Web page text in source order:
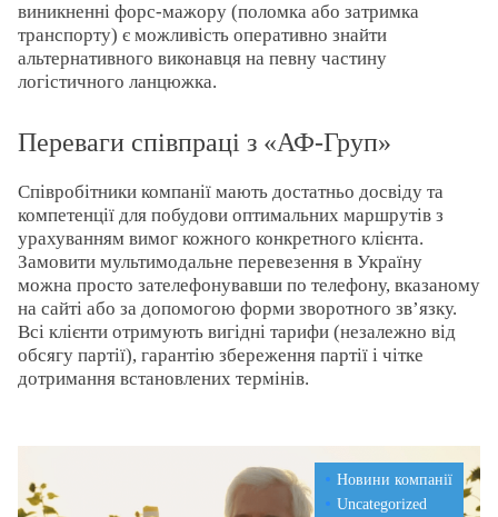
виникненні форс-мажору (поломка або затримка
транспорту) є можливість оперативно знайти
альтернативного виконавця на певну частину
логістичного ланцюжка.
Переваги співпраці з «АФ-Груп»
Співробітники компанії мають достатньо досвіду та
компетенції для побудови оптимальних маршрутів з
урахуванням вимог кожного конкретного клієнта.
Замовити мультимодальне перевезення в Україну
можна просто зателефонувавши по телефону, вказаному
на сайті або за допомогою форми зворотного зв’язку.
Всі клієнти отримують вигідні тарифи (незалежно від
обсягу партії), гарантію збереження партії і чітке
дотримання встановлених термінів.
Новини компанії
Uncategorized